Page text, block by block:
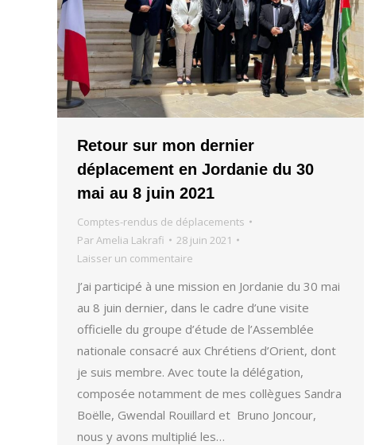
Retour sur mon dernier
déplacement en Jordanie du 30
mai au 8 juin 2021
Comptes-rendus de déplacements
ParAmelia Lakrafi
28 juin 2021
Laisser un commentaire
J’ai participé à une mission en Jordanie du 30 mai
au 8 juin dernier, dans le cadre d’une visite
officielle du groupe d’étude de l’Assemblée
nationale consacré aux Chrétiens d’Orient, dont
je suis membre. Avec toute la délégation,
composée notamment de mes collègues Sandra
Boëlle, Gwendal Rouillard et Bruno Joncour,
nous y avons multiplié les…